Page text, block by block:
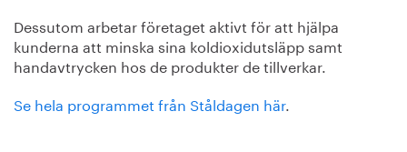
Dessutom arbetar företaget aktivt för att hjälpa
kunderna att minska sina koldioxidutsläpp samt
handavtrycken hos de produkter de tillverkar.
Se hela programmet från Ståldagen här.